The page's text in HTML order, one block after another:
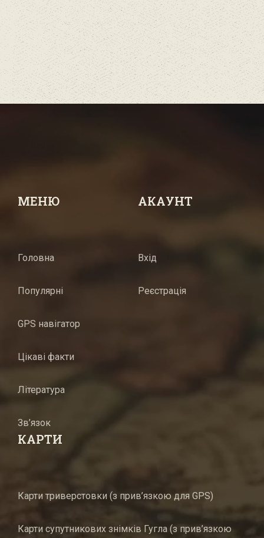
МЕНЮ
Головна
Популярні
GPS навігатор
Цікаві факти
Література
Зв’язок
АКАУНТ
Вхід
Реєстрація
КАРТИ
Карти триверстовки (з прив’язкою для GPS)
Карти супутникових знімків Гугла (з прив’язкою